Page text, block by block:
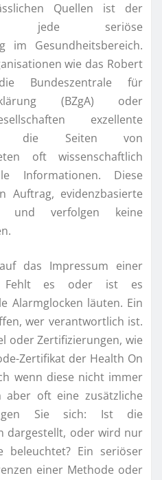
Quellen ist der
jede seriöse
im Gesundheitsbereich.
wie das Robert
Bundeszentrale für
(BZgA) oder
exzellente
die Seiten von
oft wissenschaftlich
Informationen. Diese
Auftrag, evidenzbasierte
und verfolgen keine
das Impressum einer
Fehlt es oder ist es
Alarmglocken läuten. Ein
wer verantwortlich ist.
oder Zertifizierungen, wie
Zertifikat der Health On
wenn diese nicht immer
aber oft eine zusätzliche
Sie sich: Ist die
dargestellt, oder wird nur
beleuchtet? Ein seriöser
einer Methode oder